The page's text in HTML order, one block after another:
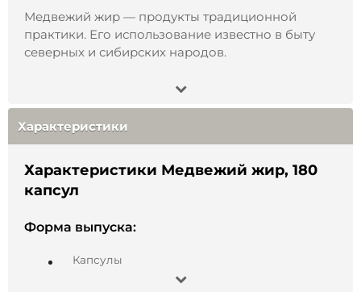
Медвежий жир — продукты традиционной
практики. Его использование известно в быту
северных и сибирских народов.
Медведь — крупное млекопитающее,
обитающее на территории России. Перед
спячкой животное накапливает жировые запасы,
в составе которых естественным образом
омега-3 и омега-6.
животного происхождения. В составе
компоненты, характерные для жиров
млекопитающих, включая:
Характеристики
Характеристики Медвежий жир, 180
капсул
Форма выпуска:
Капсулы